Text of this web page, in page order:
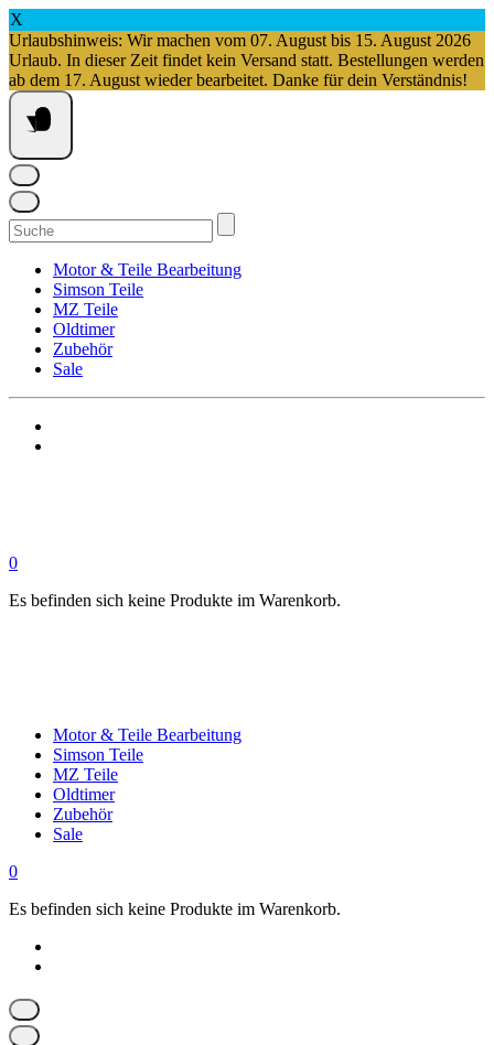
X
Urlaubshinweis: Wir machen vom 07. August bis 15. August 2026
Urlaub. In dieser Zeit findet kein Versand statt. Bestellungen werden
ab dem 17. August wieder bearbeitet. Danke für dein Verständnis!
Springe
zum
Inhalt
Suchen
nach:
Motor & Teile Bearbeitung
Simson Teile
MZ Teile
Oldtimer
Zubehör
Sale
0
Es befinden sich keine Produkte im Warenkorb.
Motor & Teile Bearbeitung
Simson Teile
MZ Teile
Oldtimer
Zubehör
Sale
0
Es befinden sich keine Produkte im Warenkorb.